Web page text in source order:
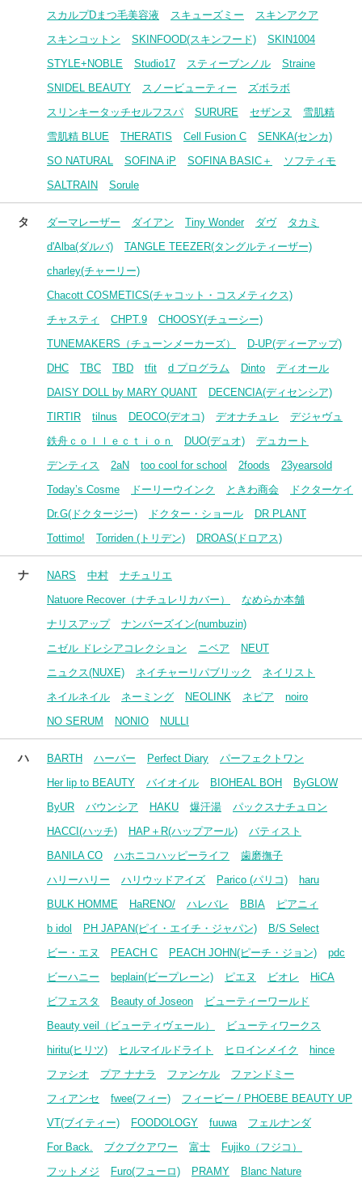
スカルプDまつ毛美容液 スキューズミー
スキンアクア
スキンコットン
SKINFOOD(スキンフード)
SKIN1004
STYLE+NOBLE
Studio17 スティーブンノル
Straine
SNIDEL BEAUTY
スノービューティー
ズボラボ
スリンキータッチセルフスパ
SURURE セザンヌ
雪肌精
雪肌精 BLUE
THERATIS Cell Fusion C
SENKA(センカ)
SO NATURAL
SOFINA iP SOFINA BASIC＋
ソフティモ
SALTRAIN
Sorule
タ ダーマレーザー ダイアン Tiny Wonder ダヴ
タカミ
d'Alba(ダルバ)
TANGLE TEEZER(タングルティーザー)
charley(チャーリー)
Chacott COSMETICS(チャコット・コスメティクス)
チャスティ
CHPT.9
CHOOSY(チューシー)
TUNEMAKERS（チューンメーカーズ）
D-UP(ディーアップ)
DHC
TBC TBD tfit d プログラム Dinto
ディオール
DAISY DOLL by MARY QUANT
DECENCIA(ディセンシア)
TIRTIR
tilnus DEOCO(デオコ) デオナチュレ
デジャヴュ
鉄舟ｃｏｌｌｅｃｔｉｏｎ
DUO(デュオ)
デュカート
デンティス
2aN too cool for school 2foods
23yearsold
Today’s Cosme
ドーリーウインク ときわ商会
ドクターケイ
Dr.G(ドクタージー)
ドクター・ショール
DR PLANT
Tottimo!
Torriden (トリデン) DROAS(ドロアス)
ナ NARS 中村
ナチュリエ
Natuore Recover（ナチュレリカバー）
なめらか本舗
ナリスアップ
ナンバーズイン(numbuzin)
ニゼル ドレシアコレクション
ニベア
NEUT
ニュクス(NUXE)
ネイチャーリパブリック
ネイリスト
ネイルネイル
ネーミング NEOLINK ネピア
noiro
NO SERUM
NONIO NULLI
ハ BARTH ハーバー Perfect Diary
パーフェクトワン
Her lip to BEAUTY
バイオイル BIOHEAL BOH
ByGLOW
ByUR
バウンシア HAKU 爆汗湯
パックスナチュロン
HACCI(ハッチ)
HAP＋R(ハップアール)
バティスト
BANILA CO
ハホニコハッピーライフ
歯磨撫子
ハリーハリー
ハリウッドアイズ Parico (パリコ)
haru
BULK HOMME
HaRENO/ ハレバレ BBIA
ピアニィ
b idol
PH JAPAN(ピイ・エイチ・ジャパン)
B/S Select
ビー・エヌ
PEACH C PEACH JOHN(ピーチ・ジョン)
pdc
ビーハニー
beplain(ビープレーン) ピエヌ ビオレ
HiCA
ビフェスタ
Beauty of Joseon
ビューティーワールド
Beauty veil（ビューティヴェール）
ビューティワークス
hiritu(ヒリツ)
ヒルマイルドライト ヒロインメイク
hince
ファシオ
プア ナナラ ファンケル
ファンドミー
フィアンセ
fwee(フィー)
フィービー / PHOEBE BEAUTY UP
VT(ブイティー)
FOODOLOGY fuuwa
フェルナンダ
For Back.
ブクブクアワー 富士
Fujiko（フジコ）
フットメジ
Furo(フューロ) PRAMY
Blanc Nature